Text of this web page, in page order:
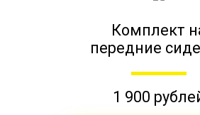
Комплект
передние
1 900